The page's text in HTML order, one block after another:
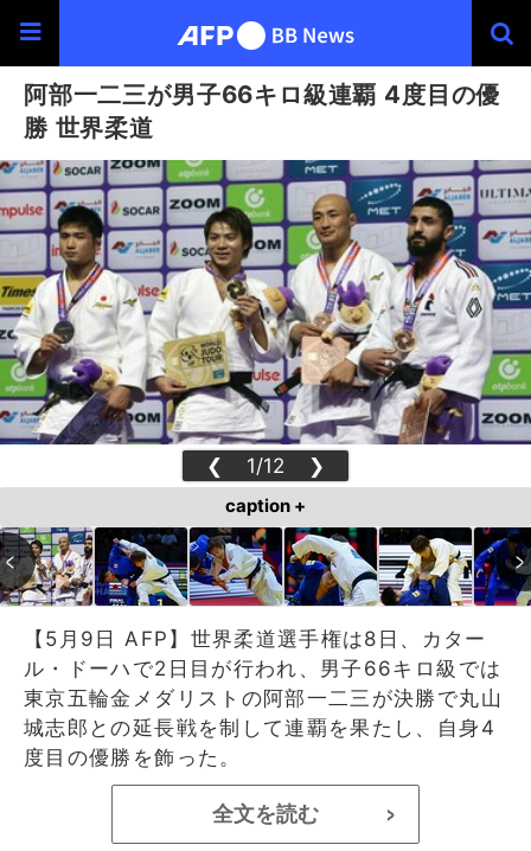
阿部一二三が男子66キロ級連覇 4度目の優
勝 世界柔道
❮ 1/12 ❯
caption +
【5月9日 AFP】世界柔道選手権は8日、カター
ル・ドーハで2日目が行われ、男子66キロ級では
東京五輪金メダリストの阿部一二三が決勝で丸山
城志郎との延長戦を制して連覇を果たし、自身4
度目の優勝を飾った。
全文を読む >